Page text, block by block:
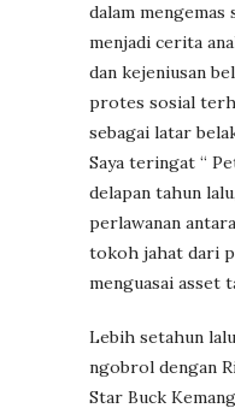
dalam
menjadi cerita
dan kejeniusan
protes sosial
sebagai latar
Saya teringat “
delapan tahun
perlawanan
tokoh jahat dari
menguasai asset
Lebih setahun
ngobrol dengan
Star Buck